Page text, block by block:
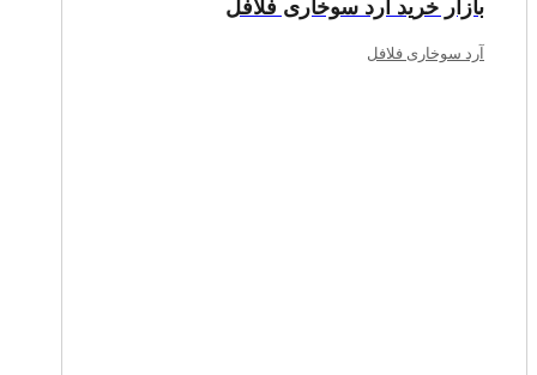
بازار خرید آرد سوخاری فلافل
آرد سوخاری فلافل